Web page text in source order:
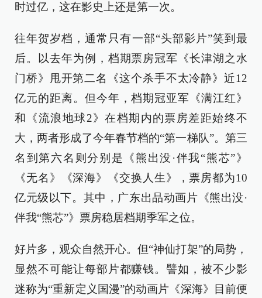
时过亿，这在影史上还是第一次。
往年贺岁档，通常只有一部“头部影片”笑到最
后。以去年为例，档期票房冠军《长津湖之水
门桥》甩开第二名《这个杀手不太冷静》近12
亿元的距离。但今年，档期冠亚军《满江红》
和《流浪地球2》在档期内的票房差距始终不
大，两者形成了今年春节档的“第一梯队”。第三
名到第六名则分别是《熊出没·伴我“熊芯”》
《无名》《深海》《交换人生》，票房都为10
亿元级以下。其中，广东出品动画片《熊出没·
伴我“熊芯”》票房稳居档期季军之位。
好片多，观众自然开心。但“神仙打架”的局势，
显然不可能让每部片都赚钱。譬如，被不少影
迷称为“重新定义国漫”的动画片《深海》目前便